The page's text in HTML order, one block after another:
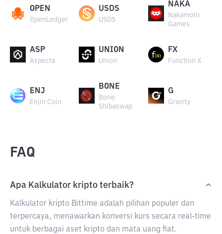
OPEN
OpenLedger
USDS
USDS
NAKA
Nakamoto
Games
ASP
Aspecta
UNION
Union
FX
Function X
ENJ
Enjin Coin
BONE
Bone
Shibaswap
G
Gravity
FAQ
Apa Kalkulator kripto terbaik?
Kalkulator kripto Bittime adalah pilihan populer dan
terpercaya, menawarkan konversi kurs secara real-time
untuk berbagai aset kripto dan mata uang fiat.